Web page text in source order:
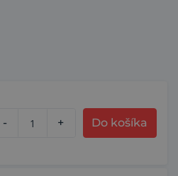
- + Do košíka